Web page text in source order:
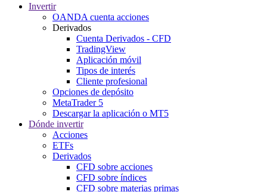
Invertir
OANDA cuenta acciones
Derivados
Cuenta Derivados - CFD
TradingView
Aplicación móvil
Tipos de interés
Cliente profesional
Opciones de depósito
MetaTrader 5
Descargar la aplicación o MT5
Dónde invertir
Acciones
ETFs
Derivados
CFD sobre acciones
CFD sobre índices
CFD sobre materias primas